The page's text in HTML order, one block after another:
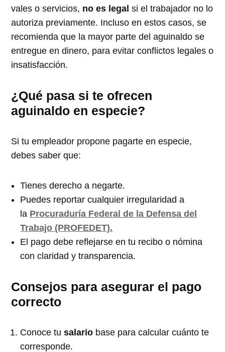
vales o servicios, no es legal si el trabajador no lo
autoriza previamente. Incluso en estos casos, se
recomienda que la mayor parte del aguinaldo se
entregue en dinero, para evitar conflictos legales o
insatisfacción.
¿Qué pasa si te ofrecen
aguinaldo en especie?
Si tu empleador propone pagarte en especie,
debes saber que:
Tienes derecho a negarte.
Puedes reportar cualquier irregularidad a
la Procuraduría Federal de la Defensa del
Trabajo (PROFEDET).
El pago debe reflejarse en tu recibo o nómina
con claridad y transparencia.
Consejos para asegurar el pago
correcto
Conoce tusalario base para calcular cuánto te
corresponde.